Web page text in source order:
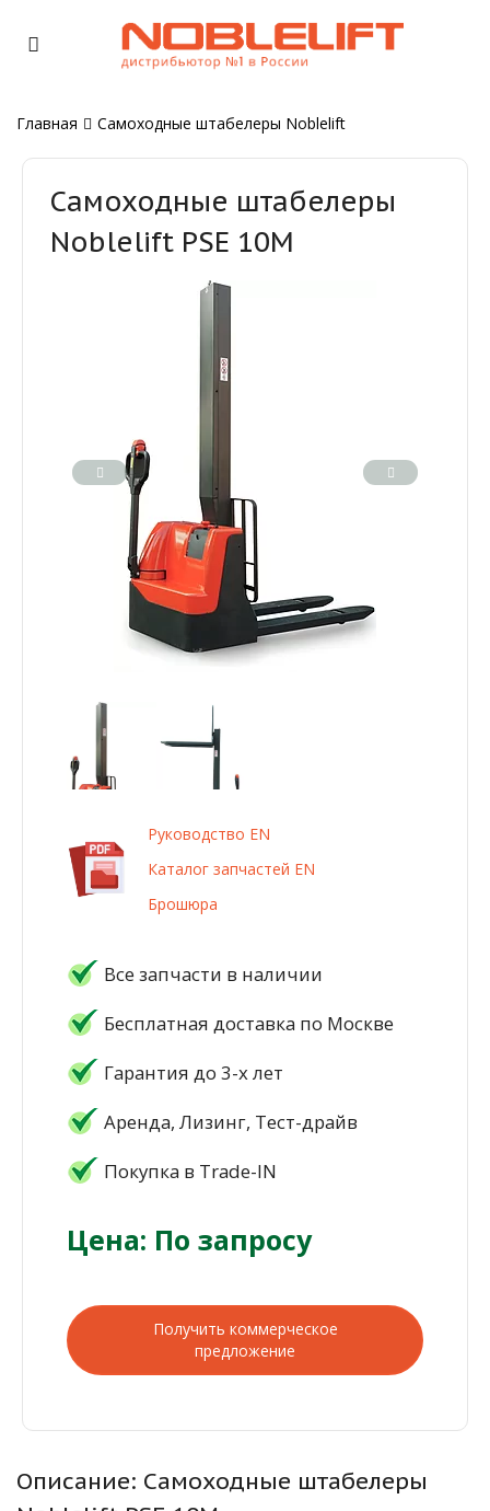
Главная Самоходные штабелеры Noblelift
Самоходные штабелеры
Noblelift PSE 10M
Руководство EN
Каталог запчастей EN
Брошюра
Все запчасти в наличии
Бесплатная доставка по Москве
Гарантия до 3-х лет
Аренда, Лизинг, Тест-драйв
Покупка в Trade-IN
Цена: По запросу
Получить коммерческое
предложение
Описание: Самоходные штабелеры